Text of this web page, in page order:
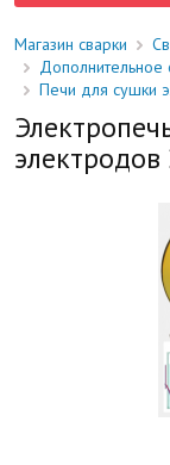
Магазин сварки
Печи для сушки